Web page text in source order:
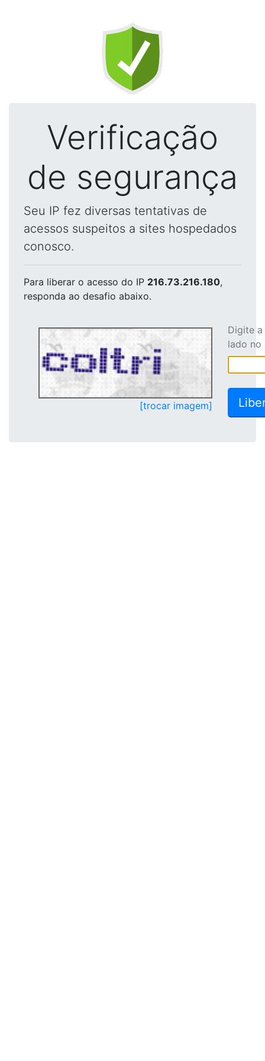
Verificação
de segurança
Seu IP fez diversas tentativas de
acessos suspeitos a sites hospedados
conosco.
Para liberar o acesso do IP 216.73.216.180,
responda ao desafio abaixo.
[trocar imagem]
Digite
lado no